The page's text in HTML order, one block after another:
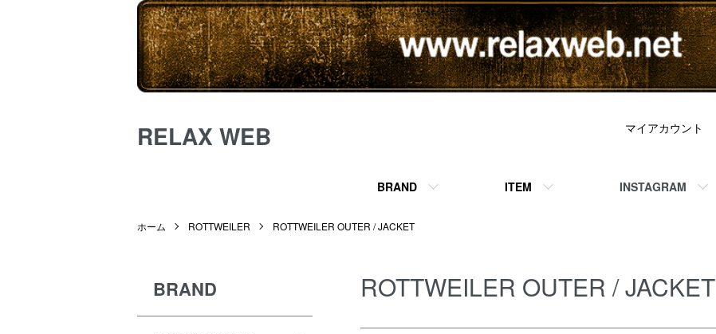
RELAX WEB
BRAND ITEM INSTAGRAM
マイアカウント
ホーム ROTTWEILER ROTTWEILER OUTER / JACKET
ROTTWEILER OUTER / JACKET
BRAND